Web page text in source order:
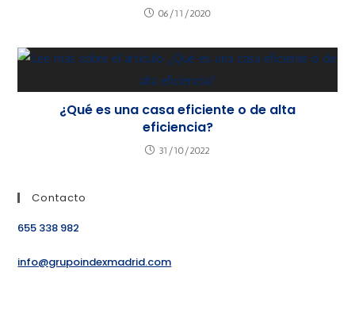
06/11/2020
¿Qué es una casa eficiente o de alta
eficiencia?
31/10/2022
Contacto
655 338 982
info@grupoindexmadrid.com